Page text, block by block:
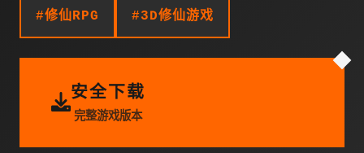
#修仙RPG #3D修仙游戏
安全下载
完整游戏版本